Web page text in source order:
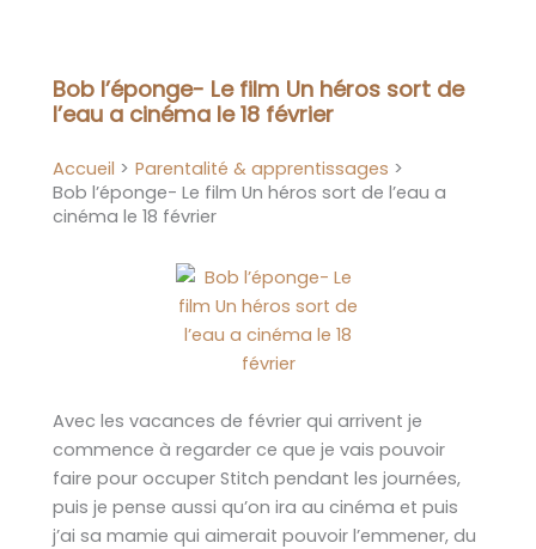
Bob l’éponge- Le film Un héros sort de
l’eau a cinéma le 18 février
Accueil
Parentalité & apprentissages
Bob l’éponge- Le film Un héros sort de l’eau a
cinéma le 18 février
Avec les vacances de février qui arrivent je
commence à regarder ce que je vais pouvoir
faire pour occuper Stitch pendant les journées,
puis je pense aussi qu’on ira au cinéma et puis
j’ai sa mamie qui aimerait pouvoir l’emmener, du